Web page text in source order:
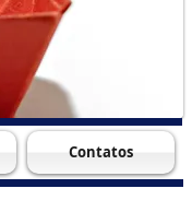
Contatos